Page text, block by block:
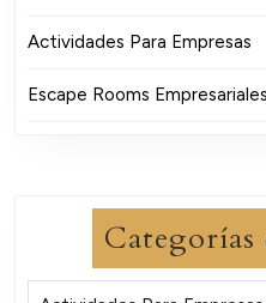
Actividades Para Empresas
Escape Rooms Empresariales
Categorías